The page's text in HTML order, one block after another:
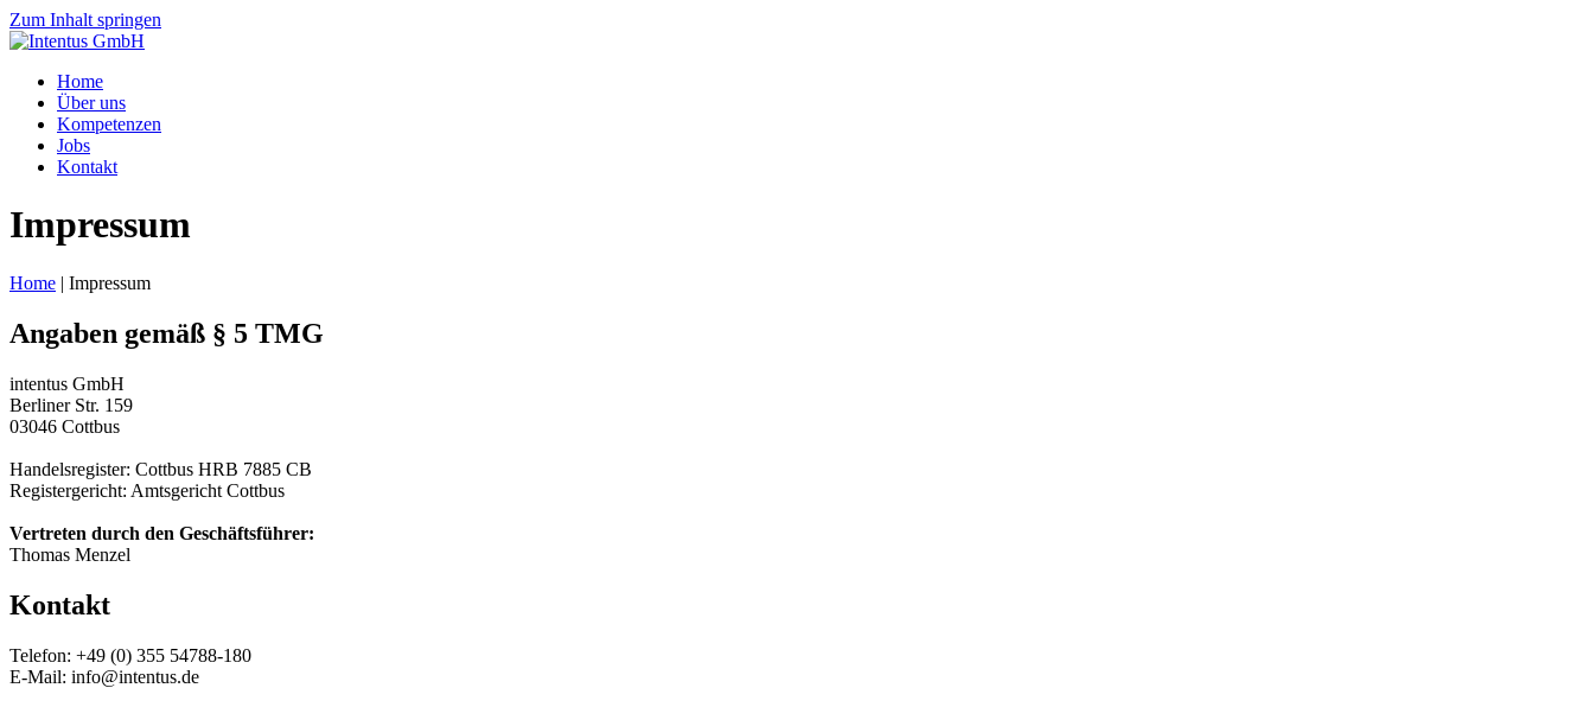
Zum Inhalt springen
Intentus GmbH
Innovative Software aus Cottbus
Home
Über uns
Kompetenzen
Jobs
Kontakt
Impressum
Home | Impressum
Angaben gemäß § 5 TMG
intentus GmbH
Berliner Str. 159
03046 Cottbus
Handelsregister: Cottbus HRB 7885 CB
Registergericht: Amtsgericht Cottbus
Vertreten durch den Geschäftsführer:
Thomas Menzel
Kontakt
Telefon: +49 (0) 355 54788-180
E-Mail: info@intentus.de